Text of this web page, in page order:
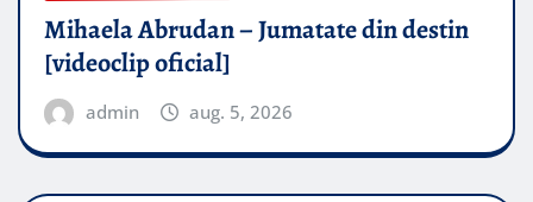
Mihaela Abrudan – Jumatate din destin
[videoclip oficial]
admin aug. 5, 2026